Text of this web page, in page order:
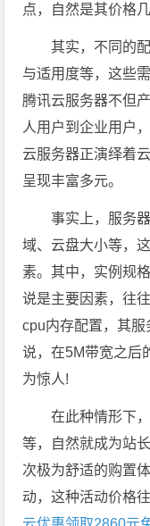
点，自然是其价格
其实，不同的
与适用度等，这些
腾讯云服务器不但
人用户到企业用户
云服务器正演绎着
呈现丰富多元。
事实上，服务
域、云盘大小等，
素。其中，实例规
说是主要因素，往
cpu内存配置，其
说，在5M带宽之后
为惊人!
在此种情形下
等，自然就成为站
次极为舒适的购置
动，这种活动价格